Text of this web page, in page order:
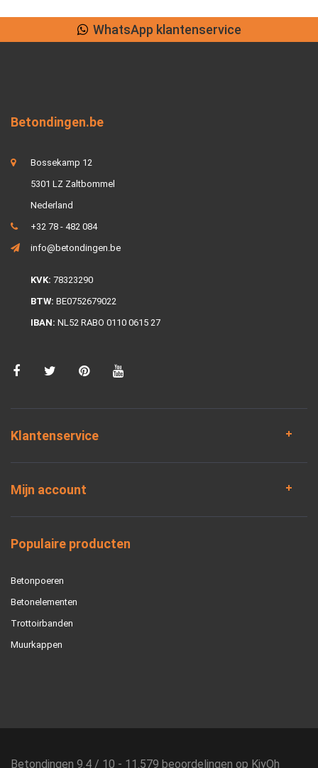
WhatsApp klantenservice
Betondingen.be
Bossekamp 12
5301 LZ Zaltbommel
Nederland
+32 78 - 482 084
info@betondingen.be
KVK: 78323290
BTW: BE0752679022
IBAN: NL52 RABO 0110 0615 27
Klantenservice
Mijn account
Populaire producten
Betonpoeren
Betonelementen
Trottoirbanden
Muurkappen
Betondingen 9.4 / 10 - 11.579 beoordelingen op KiyOh